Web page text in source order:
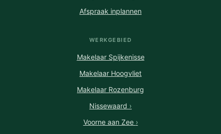
Afspraak inplannen
WERKGEBIED
Makelaar Spijkenisse
Makelaar Hoogvliet
Makelaar Rozenburg
Nissewaard ›
Voorne aan Zee ›